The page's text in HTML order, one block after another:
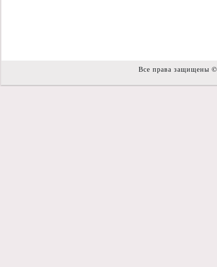
Все права защищены